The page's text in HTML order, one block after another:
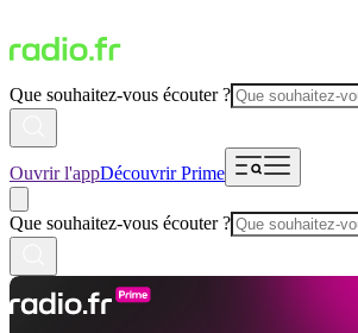
Que souhaitez-vous écouter ?
Ouvrir l'appDécouvrir Prime
Que souhaitez-vous écouter ?